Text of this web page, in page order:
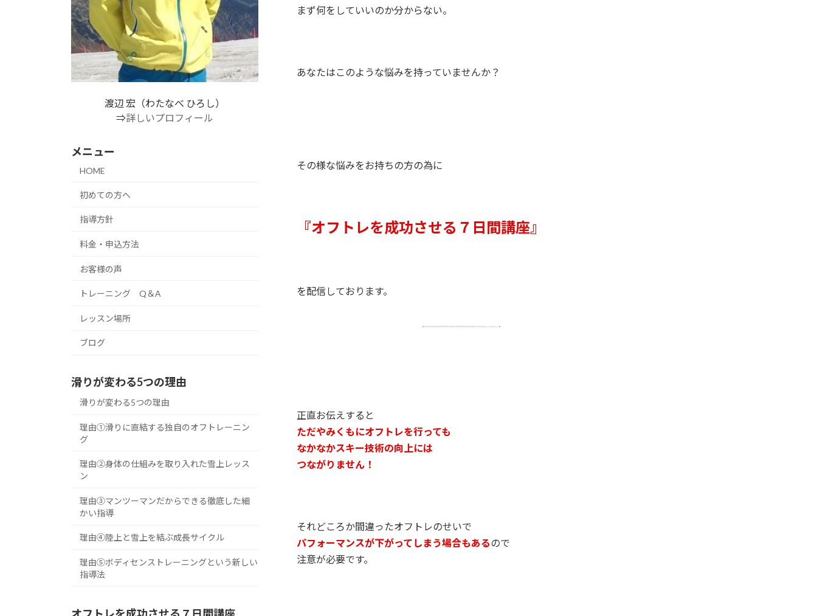
まず何をしていいのか分からない。
あなたはこのような悩みを持っていませんか？
その様な悩みをお持ちの方の為に
『オフトレを成功させる７日間講座』
を配信しております。
正直お伝えすると
ただやみくもにオフトレを行っても
なかなかスキー技術の向上には
つながりません！
それどころか間違ったオフトレのせいで
パフォーマンスが下がってしまう場合もあるので
注意が必要です。
渡辺 宏（わたなべ ひろし）
⇒詳しいプロフィール
メニュー
HOME
初めての方へ
指導方針
料金・申込方法
お客様の声
トレーニング Q＆A
レッスン場所
ブログ
滑りが変わる5つの理由
滑りが変わる5つの理由
理由①滑りに直結する独自のオフトレーニン
グ
理由②身体の仕組みを取り入れた雪上レッス
ン
理由③マンツーマンだからできる徹底した細
かい指導
理由④陸上と雪上を結ぶ成長サイクル
理由⑤ボディセンストレーニングという新しい
指導法